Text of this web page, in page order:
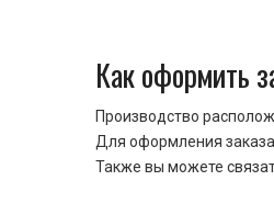
Как оформить
Производство
Для оформления
Также вы можете